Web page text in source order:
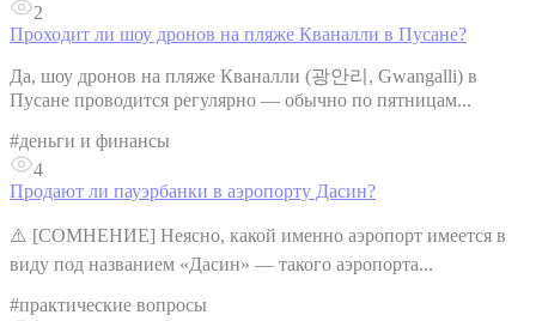
2
Проходит ли шоу дронов на пляже Кваналли в Пусане?
Да, шоу дронов на пляже Кваналли (광안리, Gwangalli) в
Пусане проводится регулярно — обычно по пятницам...
#деньги и финансы
4
Продают ли пауэрбанки в аэропорту Дасин?
⚠️ [СОМНЕНИЕ] Неясно, какой именно аэропорт имеется в
виду под названием «Дасин» — такого аэропорта...
#практические вопросы